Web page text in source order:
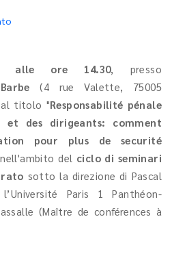
alle ore 14.30, presso
(4 rue Valette, 75005
titolo "Responsabilité pénale
et des dirigeants: comment
pour plus de securité
del ciclo di seminari
sotto la direzione di Pascal
Paris 1 Panthéon-
(Maître de conférences à